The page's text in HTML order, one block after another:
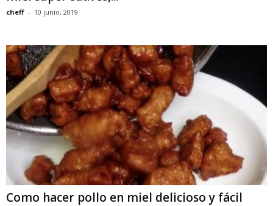
cheff - 10 junio, 2019
Como hacer pollo en miel delicioso y fácil